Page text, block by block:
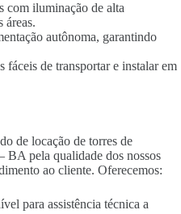
com iluminação de alta
áreas.
autônoma, garantindo
fáceis de transportar e instalar em
de locação de torres de
BA pela qualidade dos nossos
ao cliente. Oferecemos:
para assistência técnica a